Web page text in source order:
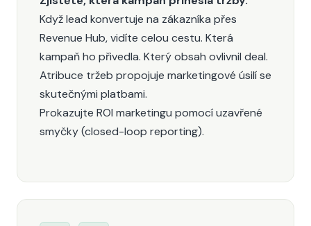
Když lead konvertuje na zákazníka přes
Revenue Hub, vidíte celou cestu. Která
kampaň ho přivedla. Který obsah ovlivnil deal.
Atribuce tržeb propojuje marketingové úsilí se
skutečnými platbami.
Prokazujte ROI marketingu pomocí uzavřené
smyčky (closed-loop reporting).